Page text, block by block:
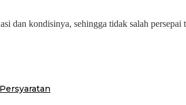
kondisinya, sehingga tidak salah